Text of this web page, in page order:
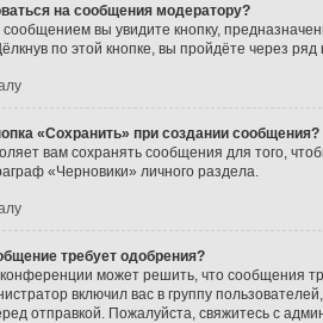
на сообщения модератору?
вы увидите кнопку,
по этой кнопке, вы пройдёте через
«Сохранить» при создании сообщения?
вам сохранять сообщения для того,
«Черновики» личного раздела.
требует одобрения?
может решить, что сообщения
включил вас в группу
отправкой. Пожалуйста, свяжитесь с